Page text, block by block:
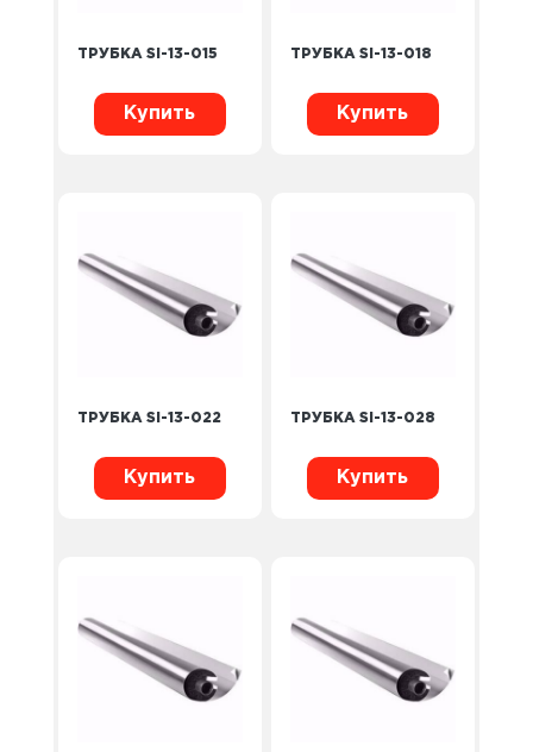
ТРУБКА SI-13-015
Купить
ТРУБКА SI-13-018
Купить
ТРУБКА SI-13-022
Купить
ТРУБКА SI-13-028
Купить